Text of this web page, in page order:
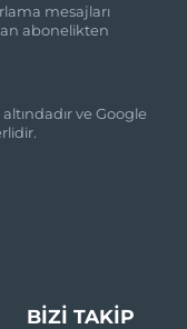
mesajları
abonelikten
ve Google
BIZI TAKIP